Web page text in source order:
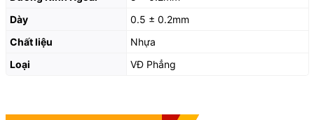
Dày
0.5 ± 0.2mm
Chất liệu
Nhựa
Loại
VĐ Phẳng